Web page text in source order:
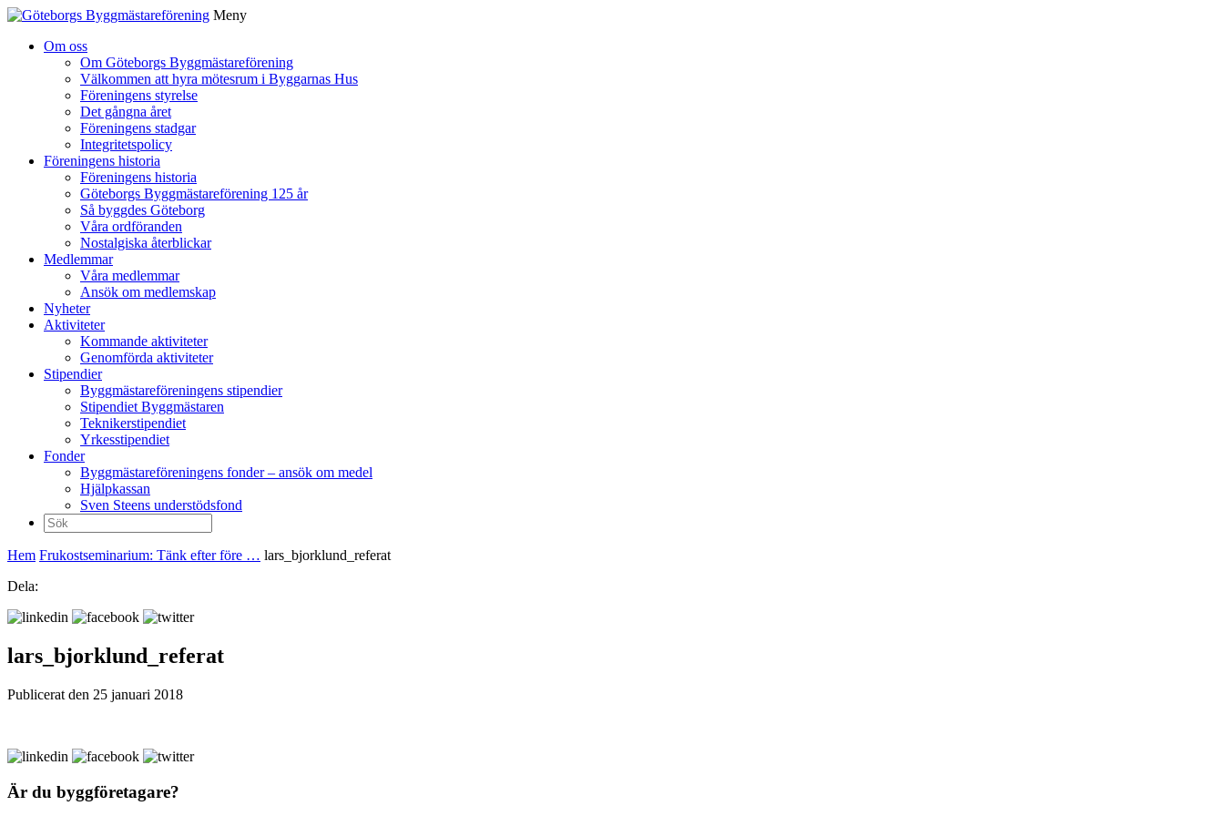
Meny
Om oss
Om Göteborgs Byggmästareförening
Välkommen att hyra mötesrum i Byggarnas Hus
Föreningens styrelse
Det gångna året
Föreningens stadgar
Integritetspolicy
Föreningens historia
Föreningens historia
Göteborgs Byggmästareförening 125 år
Så byggdes Göteborg
Våra ordföranden
Nostalgiska återblickar
Medlemmar
Våra medlemmar
Ansök om medlemskap
Nyheter
Aktiviteter
Kommande aktiviteter
Genomförda aktiviteter
Stipendier
Byggmästareföreningens stipendier
Stipendiet Byggmästaren
Teknikerstipendiet
Yrkesstipendiet
Fonder
Byggmästareföreningens fonder – ansök om medel
Hjälpkassan
Sven Steens understödsfond
Sök
efter:
Hem Frukostseminarium: Tänk efter före … lars_bjorklund_referat
Dela:
lars_bjorklund_referat
Publicerat den 25 januari 2018
Är du byggföretagare?